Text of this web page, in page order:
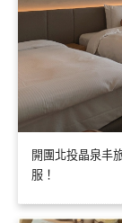
開團北投晶泉丰
服！